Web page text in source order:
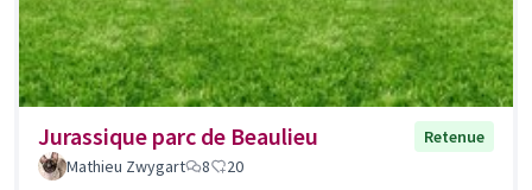
Jurassique parc de Beaulieu
Retenue
Mathieu Zwygart
8 20